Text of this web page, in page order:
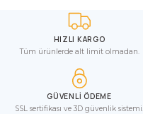
HIZLI KARGO
Tüm ürünlerde alt limit olmadan.
GÜVENLİ ÖDEME
SSL sertifikası ve 3D güvenlik sistemi.